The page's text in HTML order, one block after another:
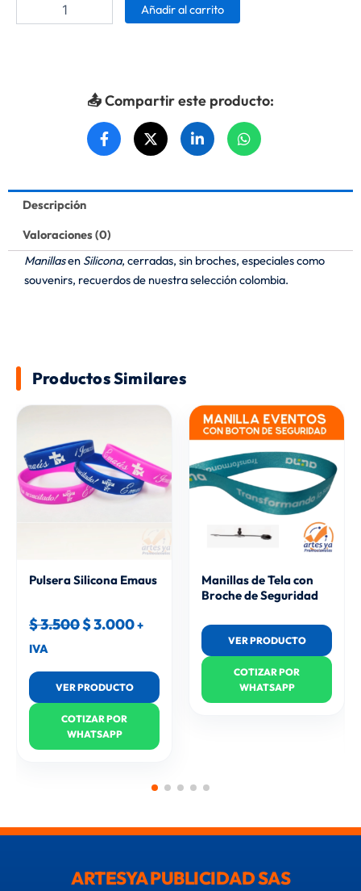
Añadir al carrito
📤 Compartir este producto:
Descripción
Valoraciones (0)
Manillasen Silicona, cerradas, sin broches, especiales como
souvenirs, recuerdos de nuestra selección colombia.
Productos Similares
Pulsera Silicona Emaus
$3.500
price
was:
$ 3.500.
$3.000
Current
is:
$ 3.000.
+
IVA
VER PRODUCTO
COTIZAR POR
WHATSAPP
Manillas de Tela con
Broche de Seguridad
VER PRODUCTO
COTIZAR POR
WHATSAPP
ARTESYA PUBLICIDAD SAS